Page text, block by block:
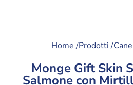
Home /Prodotti /
Monge Gift Skin
Salmone con